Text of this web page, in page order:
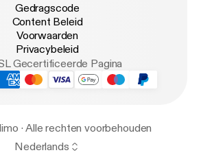
Gedragscode
Content Beleid
Voorwaarden
Privacybeleid
Gecertificeerde Pagina
· Alle rechten voorbehouden
Nederlands